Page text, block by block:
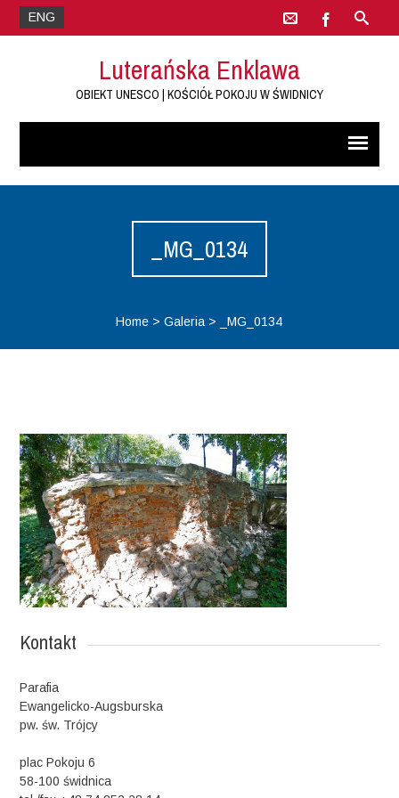
ENG
Luterańska Enklawa
OBIEKT UNESCO | KOŚCIÓŁ POKOJU W ŚWIDNICY
_MG_0134
Home >Galeria > _MG_0134
Kontakt
Parafia
Ewangelicko-Augsburska
pw. św. Trójcy
plac Pokoju 6
58-100 świdnica